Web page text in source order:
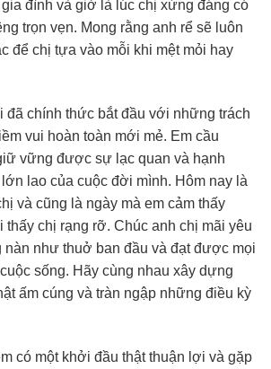
đình và giờ là lúc chị xứng đáng có
trọn vẹn. Mong rằng anh rể sẽ luôn
để chị tựa vào mỗi khi mệt mỏi hay
đã chính thức bắt đầu với những trách
vui hoàn toàn mới mẻ. Em cầu
vững được sự lạc quan và hạnh
lao của cuộc đời mình. Hôm nay là
và cũng là ngày mà em cảm thấy
thấy chị rạng rỡ. Chúc anh chị mãi yêu
như thuở ban đầu và đạt được mọi
sống. Hãy cùng nhau xây dựng
ấm cúng và tràn ngập những điều kỳ
có một khởi đầu thật thuận lợi và gặp